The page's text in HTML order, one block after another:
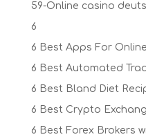
59-Online casino
6
6 Best Apps For
6 Best Automated
6 Best Bland Diet
6 Best Crypto
6 Best Forex Brokers